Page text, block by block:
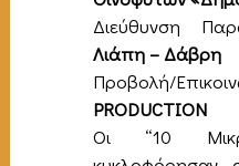
Διεύθυνση
Λιάπη – Δάβρη
Προβολή/
PRODUCTION
Οι “10